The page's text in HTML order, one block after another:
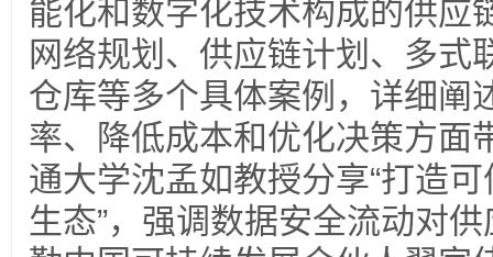
能化和数字化技术构成的供应
网络规划、供应链计划、多式
仓库等多个具体案例，详细阐
率、降低成本和优化决策方面
通大学沈孟如教授分享“打造
生态”，强调数据安全流动对